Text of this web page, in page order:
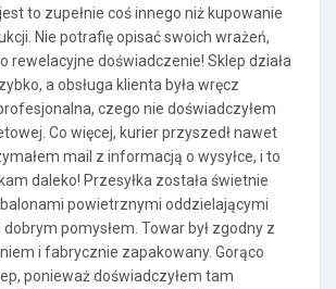
to zupełnie coś innego niż kupowanie
Nie potrafię opisać swoich wrażeń,
rewelacyjne doświadczenie! Sklep działa
a obsługa klienta była wręcz
czego nie doświadczyłem
Co więcej, kurier przyszedł nawet
mail z informacją o wysyłce, i to
daleko! Przesyłka została świetnie
powietrznymi oddzielającymi
dobrym pomysłem. Towar był zgodny z
i fabrycznie zapakowany. Gorąco
ponieważ doświadczyłem tam